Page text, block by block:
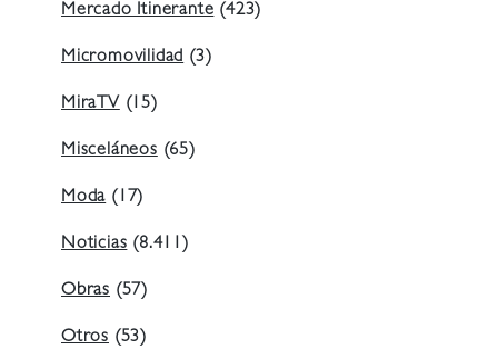
Mercado Itinerante (423)
Micromovilidad (3)
MiraTV (15)
Misceláneos (65)
Moda (17)
Noticias (8.411)
Obras (57)
Otros (53)